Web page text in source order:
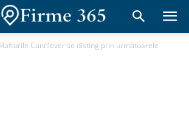
Rafturile Cantilever se disting prin următoarele